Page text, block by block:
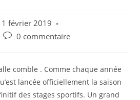
1 février 2019
0 commentaire
comble . Comme chaque année
lancée officiellement la saison
des stages sportifs. Un grand